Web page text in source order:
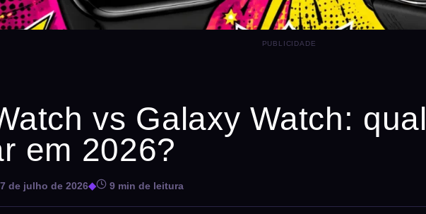
PUBLICIDADE
vs Galaxy Watch: qual
em 2026?
7 de julho de 2026◆ 9 min de leitura